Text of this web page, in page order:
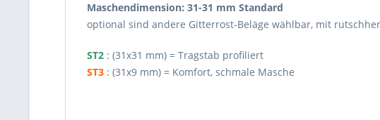
Maschendimension: 31-31 mm Standard
optional sind andere Gitterrost-Beläge wählbar, mit
ST2 : (31x31 mm) = Tragstab profiliert
ST3 : (31x9 mm) = Komfort, schmale Masche